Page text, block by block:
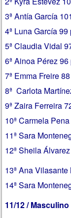
3ª Antía García
4ª Luna García
5ª Claudia Vidal
6ª Ainoa Pérez
7ª Emma Freire
8ª Carlota
9ª Zaira Ferreira
10ª Carmela
11ª Sara
12ª Sheila
13ª Ana
14ª Sara
11/12 / Masculino